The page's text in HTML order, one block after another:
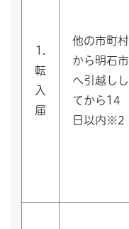
1.
転
入
届
他の市町村
から明石市
へ引越しし
てから14
日以内※2